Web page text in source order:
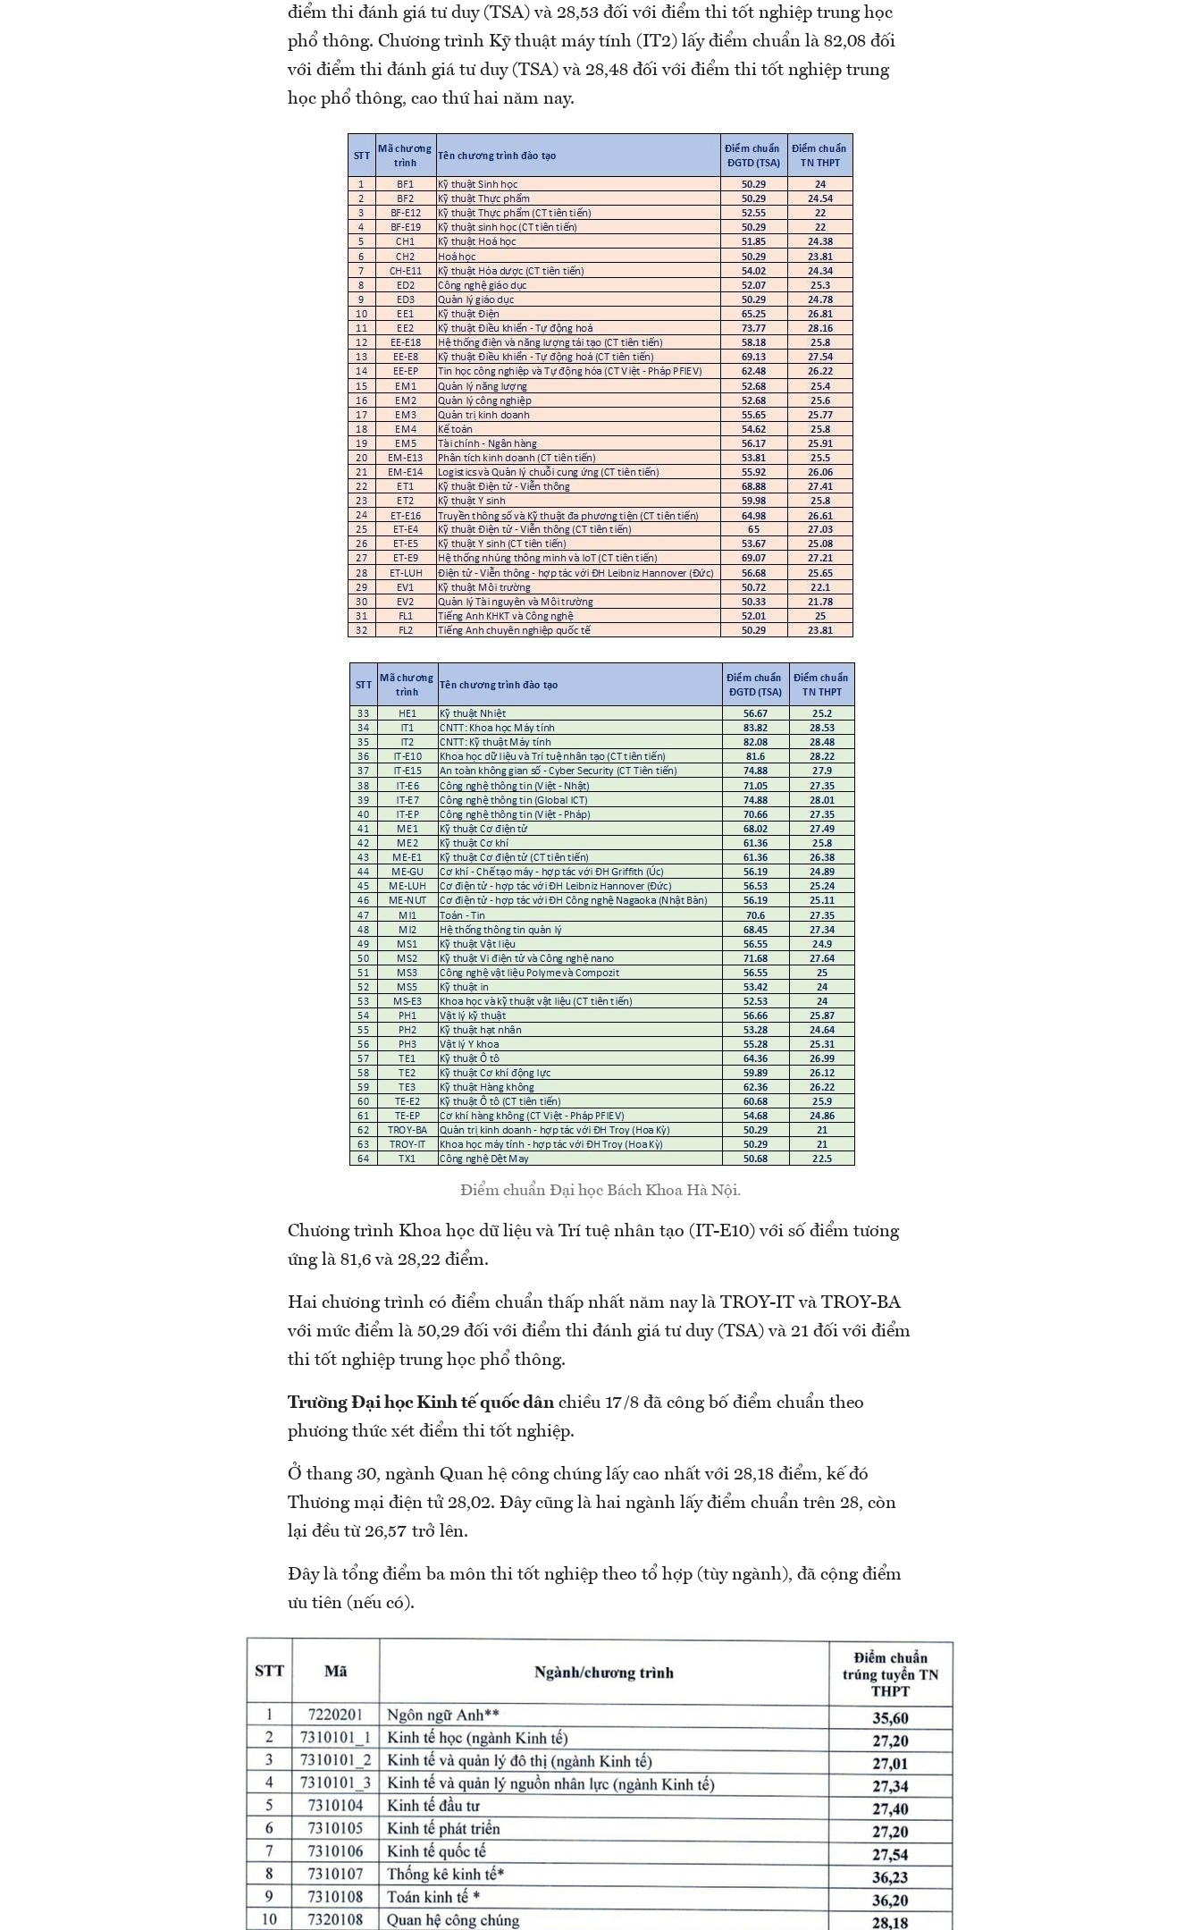
điểm thi đánh giá tư duy (TSA) và 28,53 đối với điểm thi tốt nghiệp trung học
phổ thông. Chương trình Kỹ thuật máy tính (IT2) lấy điểm chuẩn là 82,08 đối
với điểm thi đánh giá tư duy (TSA) và 28,48 đối với điểm thi tốt nghiệp trung
học phổ thông, cao thứ hai năm nay.
Điểm chuẩn Đại học Bách Khoa Hà Nội.
Chương trình Khoa học dữ liệu và Trí tuệ nhân tạo (IT-E10) với số điểm tương
ứng là 81,6 và 28,22 điểm.
Hai chương trình có điểm chuẩn thấp nhất năm nay là TROY-IT và TROY-BA
với mức điểm là 50,29 đối với điểm thi đánh giá tư duy (TSA) và 21 đối với điểm
thi tốt nghiệp trung học phổ thông.
Trường Đại học Kinh tế quốc dânchiều 17/8 đã công bố điểm chuẩn theo
phương thức xét điểm thi tốt nghiệp.
Ở thang 30, ngành Quan hệ công chúng lấy cao nhất với 28,18 điểm, kế đó
Thương mại điện tử 28,02. Đây cũng là hai ngành lấy điểm chuẩn trên 28, còn
lại đều từ 26,57 trở lên.
Đây là tổng điểm ba môn thi tốt nghiệp theo tổ hợp (tùy ngành), đã cộng điểm
ưu tiên (nếu có).